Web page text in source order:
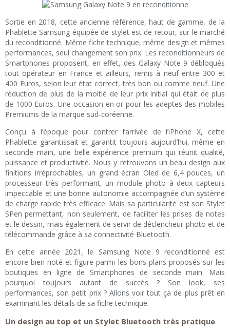
Sortie en 2018, cette ancienne référence, haut de gamme, de la
Phablette Samsung équipée de stylet est de retour, sur le marché
du reconditionné. Même fiche technique, même design et mêmes
performances, seul changement son prix. Les reconditionneurs de
Smartphones proposent, en effet, des Galaxy Note 9 débloqués
tout opérateur en France et ailleurs, remis à neuf entre 300 et
400 Euros, selon leur état correct, très bon ou comme neuf. Une
réduction de plus de la moitié de leur prix initial qui était de plus
de 1000 Euros. Une occasion en or pour les adeptes des mobiles
Premiums de la marque sud-coréenne.
Conçu à l’époque pour contrer l’arrivée de l’iPhone X, cette
Phablette garantissait et garantit toujours aujourd’hui, même en
seconde main, une belle expérience premium qui réunit qualité,
puissance et productivité. Nous y retrouvons un beau design aux
finitions irréprochables, un grand écran Oled de 6,4 pouces, un
processeur très performant, un module photo à deux capteurs
impeccable et une bonne autonomie accompagnée d’un système
de charge rapide très efficace. Mais sa particularité est son Stylet
SPen permettant, non seulement, de faciliter les prises de notes
et le dessin, mais également de servir de déclencheur photo et de
télécommande grâce à sa connectivité Bluetooth.
En cette année 2021, le Samsung Note 9 reconditionné est
encore bien noté et figure parmi les bons plans proposés sur les
boutiques en ligne de Smartphones de seconde main. Mais
pourquoi toujours autant de succès ? Son look, ses
performances, son petit prix ? Allons voir tout ça de plus prêt en
examinant les détails de sa fiche technique.
Un design au top et un Stylet Bluetooth très pratique